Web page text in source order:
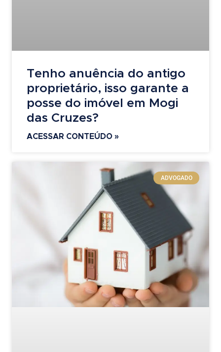
Tenho anuência do antigo
proprietário, isso garante a
posse do imóvel em Mogi
das Cruzes?
ACESSAR CONTEÚDO »
ADVOGADO